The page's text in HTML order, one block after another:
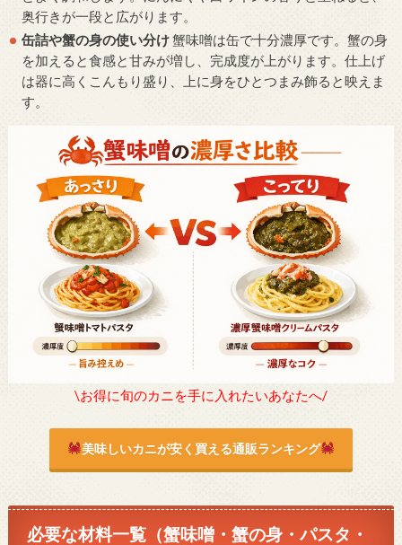
奥行きが一段と広がります。
缶詰や蟹の身の使い分け蟹味噌は缶で十分濃厚です。蟹の身
を加えると食感と甘みが増し、完成度が上がります。仕上げ
は器に高くこんもり盛り、上に身をひとつまみ飾ると映えま
す。
\お得に旬のカニを手に入れたいあなたへ/
美味しいカニが安く買える通販ランキング
必要な材料一覧（蟹味噌・蟹の身・パスタ・